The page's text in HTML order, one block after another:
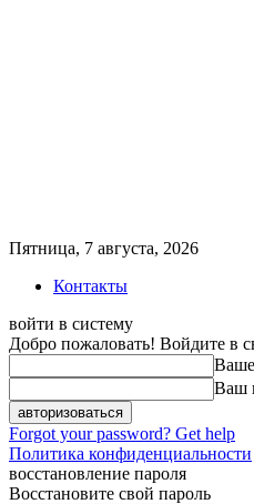
Пятница, 7 августа, 2026
Контакты
войти в систему
Добро пожаловать! Войдите в
Ваше
Ваш
Forgot your password? Get help
Политика конфиденциальности
восстановление пароля
Восстановите свой пароль